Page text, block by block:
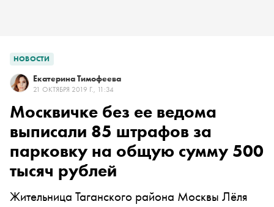
НОВОСТИ
Екатерина Тимофеева
21 ОКТЯБРЯ 2019 Г., 11:34
Москвичке без ее ведома
выписали 85 штрафов за
парковку на общую сумму 500
тысяч рублей
Жительница Таганского района Москвы Лёля